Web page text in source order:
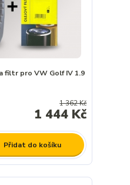
filtr pro VW Golf IV 1.9
1 362 Kč
1 444 Kč
Přidat do košíku